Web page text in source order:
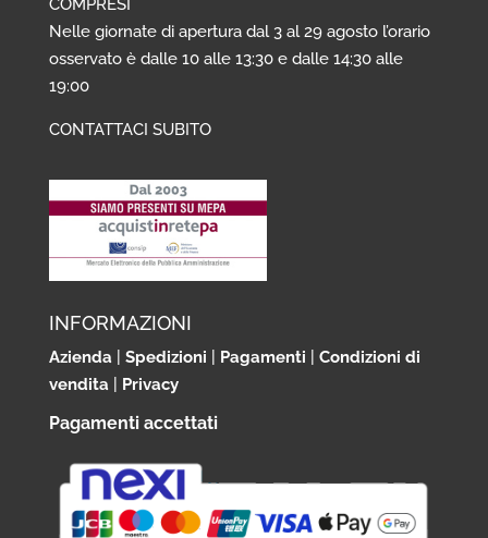
COMPRESI
Nelle giornate di apertura dal 3 al 29 agosto l’orario
osservato è dalle 10 alle 13:30 e dalle 14:30 alle
19:00
CONTATTACI SUBITO
INFORMAZIONI
Azienda| Spedizioni Pagamenti
Condizioni di
vendita| Privacy
Pagamenti accettati